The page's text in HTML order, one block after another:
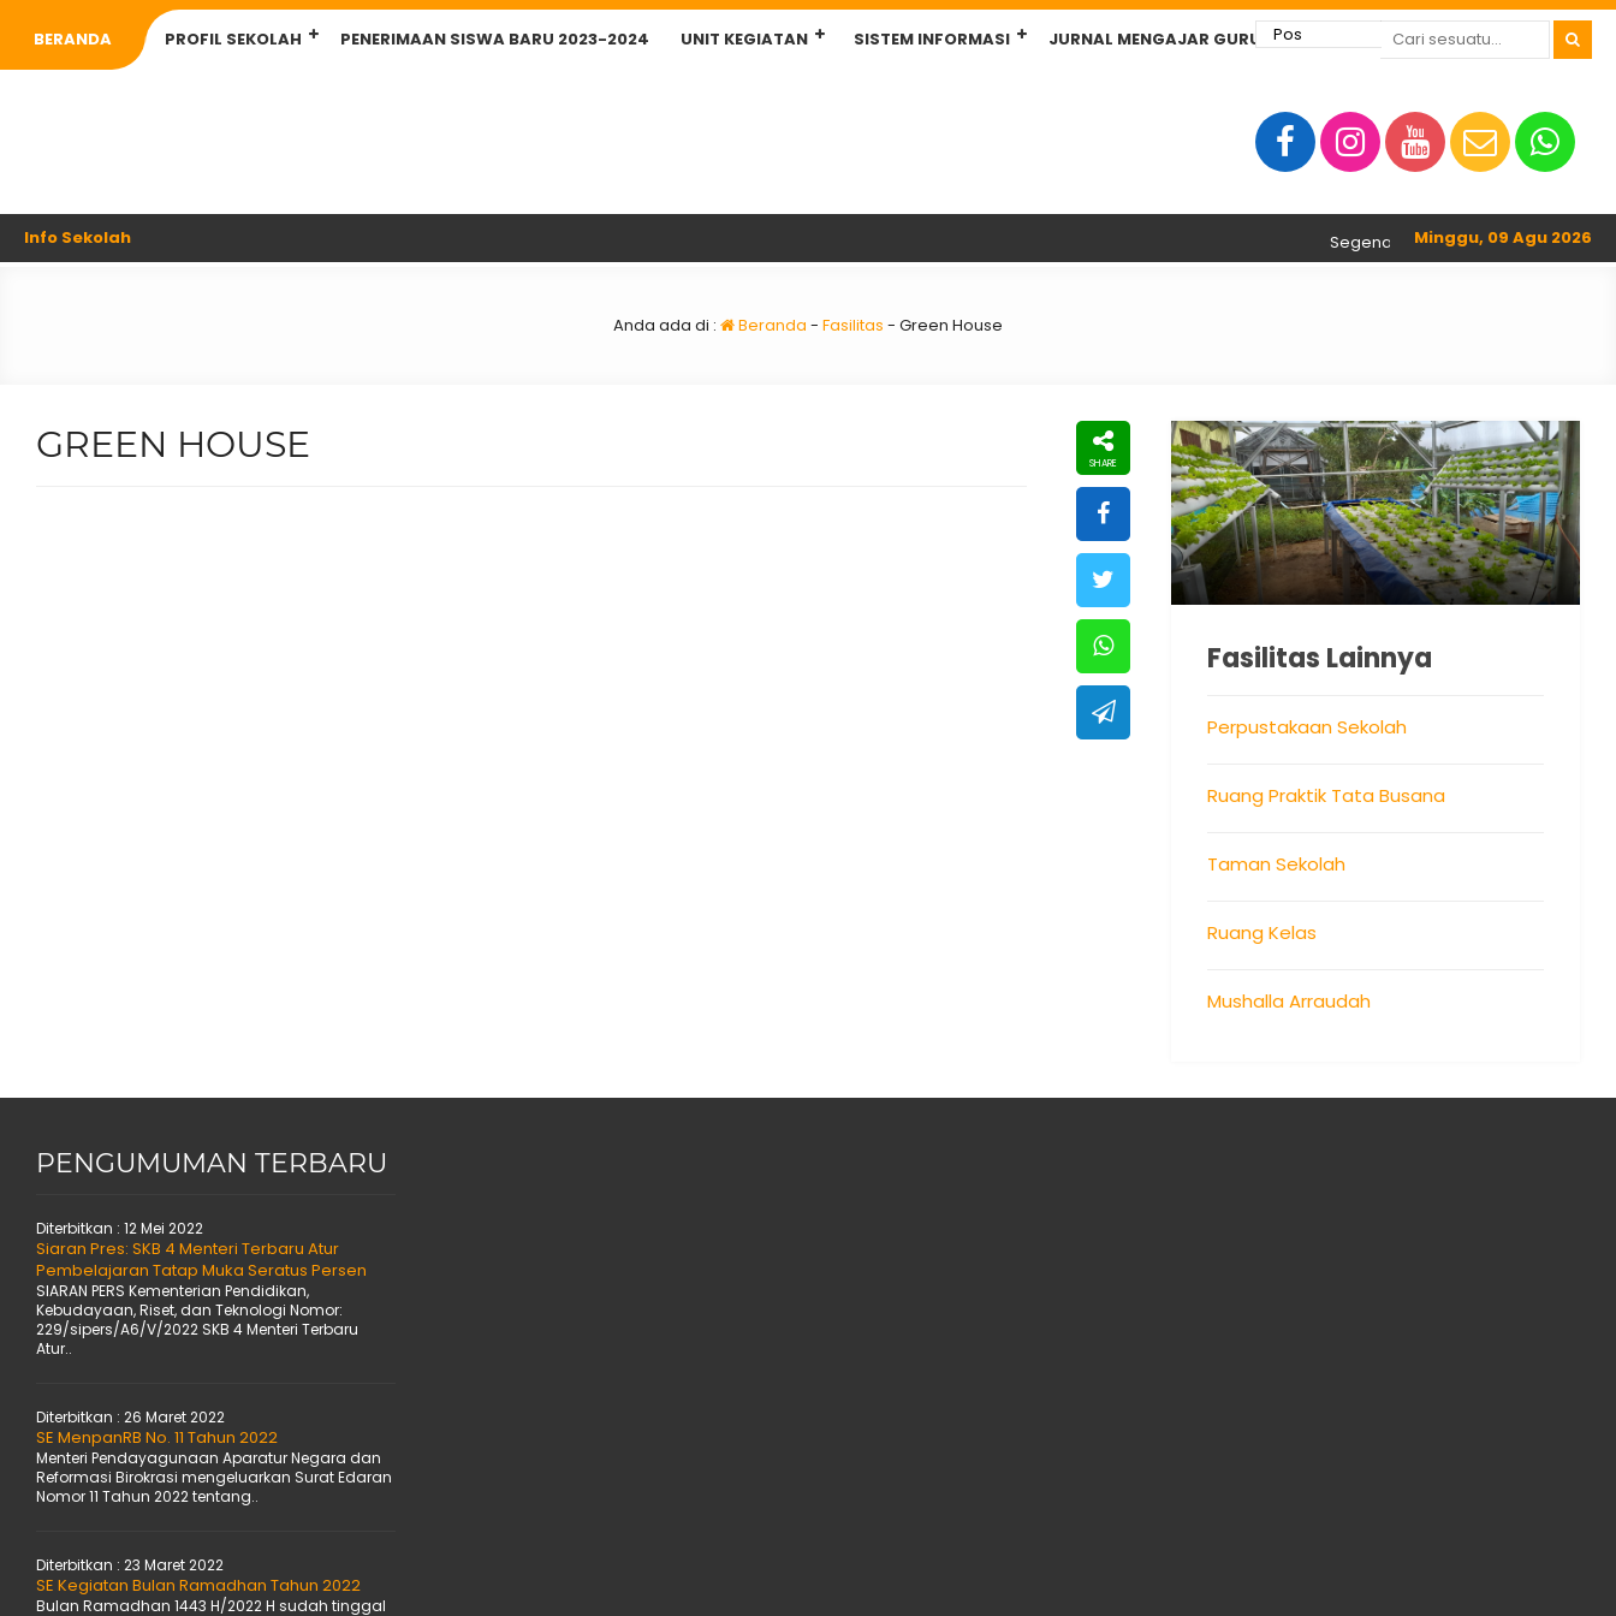
BERANDA PROFIL SEKOLAH PENERIMAAN SISWA BARU 2023-2024 UNIT KEGIATAN SISTEM INFORMASI JURNAL MENGAJAR GURU
Info Sekolah Minggu, 09 Agu 2026
Segenap Guru dan Tenaga
Anda ada di : Beranda - Fasilitas - Green House
GREEN HOUSE
Fasilitas Lainnya
Perpustakaan Sekolah
Ruang Praktik Tata Busana
Taman Sekolah
Ruang Kelas
Mushalla Arraudah
PENGUMUMAN TERBARU
Diterbitkan : 12 Mei 2022
Siaran Pres: SKB 4 Menteri Terbaru Atur
Pembelajaran Tatap Muka Seratus Persen
SIARAN PERS Kementerian Pendidikan,
Kebudayaan, Riset, dan Teknologi Nomor:
229/sipers/A6/V/2022 SKB 4 Menteri Terbaru
Atur..
Diterbitkan : 26 Maret 2022
SE MenpanRB No. 11 Tahun 2022
Menteri Pendayagunaan Aparatur Negara dan
Reformasi Birokrasi mengeluarkan Surat Edaran
Nomor 11 Tahun 2022 tentang..
Diterbitkan : 23 Maret 2022
SE Kegiatan Bulan Ramadhan Tahun 2022
Bulan Ramadhan 1443 H/2022 H sudah tinggal